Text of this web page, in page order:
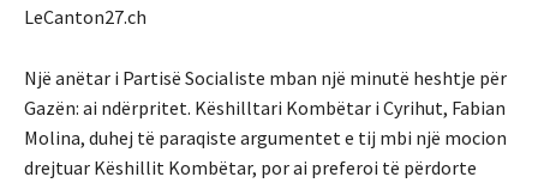
LeCanton27.ch
Një anëtar i Partisë Socialiste mban një minutë heshtje për
Gazën: ai ndërpritet. Këshilltari Kombëtar i Cyrihut, Fabian
Molina, duhej të paraqiste argumentet e tij mbi një mocion
drejtuar Këshillit Kombëtar, por ai preferoi të përdorte